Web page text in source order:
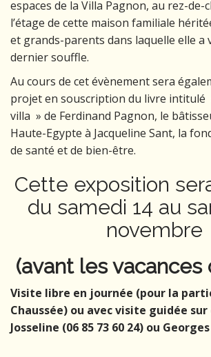
espaces de la Villa Pagnon, au rez-de-
l’étage de cette maison familiale
et grands-parents dans laquelle elle a
dernier souffle.
Au cours de cet évènement sera
projet en souscription du livre intitulé
villa » de Ferdinand Pagnon, le
Haute-Egypte à Jacqueline Sant, la
de santé et de bien-être.
Cette exposition
du samedi 14 au
novembre
(avant les vacances
Visite libre en journée (pour la
Chaussée) ou avec visite guidée
Josseline (06 85 73 60 24) ou